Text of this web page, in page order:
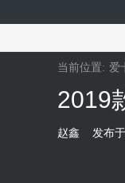
当前位置: 爱
2019
赵鑫 发布于